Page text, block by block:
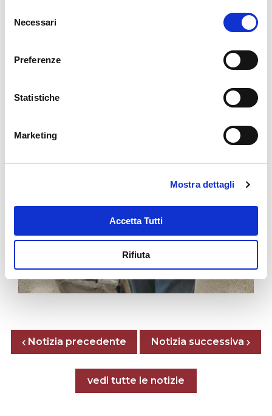
delNecessari
Preferenze
Statistiche
Marketing
Mostra dettagli
Accetta Tutti
Rifiuta
Posts
Notizia precedente Previous page
Next page
Notizia successiva
Tutte le notizie
vedi tutte le notizie